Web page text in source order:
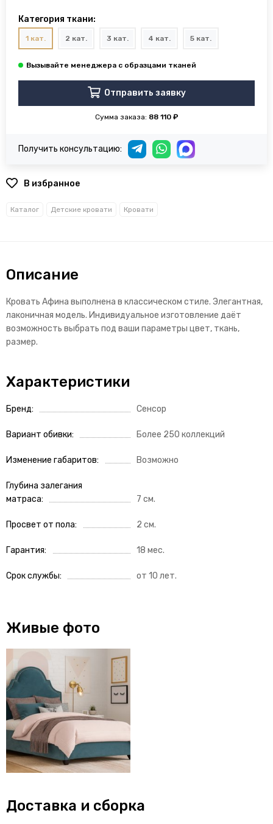
Категория ткани:
1 кат. 2 кат. 3 кат. 4 кат. 5 кат.
Отправить заявку
Сумма заказа: 88 110 ₽
Получить консультацию:
В избранное
Каталог Детские кровати Кровати
Описание
Кровать Афина выполнена в классическом стиле. Элегантная,
лаконичная модель. Индивидуальное изготовление даёт
возможность выбрать под ваши параметры цвет, ткань,
размер.
Характеристики
Бренд Сенсор
Вариант обивки Более 250 коллекций
Изменение габаритов Возможно
Глубина залегания
матраса
7 см.
Просвет от пола 2 см.
Гарантия 18 мес.
Срок службы от 10 лет.
Живые фото
Доставка и сборка